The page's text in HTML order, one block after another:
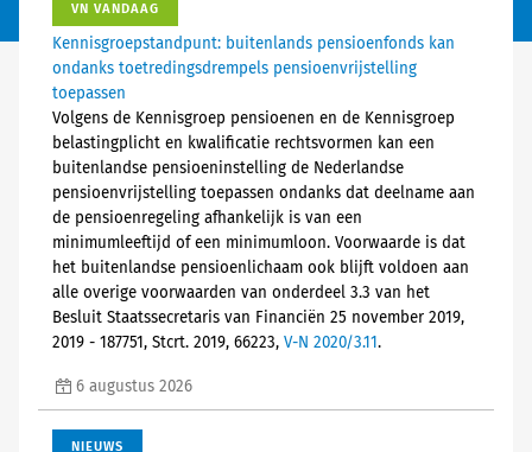
VN VANDAAG
Kennisgroepstandpunt: buitenlands pensioenfonds kan
ondanks toetredingsdrempels pensioenvrijstelling
toepassen
Volgens de Kennisgroep pensioenen en de Kennisgroep
belastingplicht en kwalificatie rechtsvormen kan een
buitenlandse pensioeninstelling de Nederlandse
pensioenvrijstelling toepassen ondanks dat deelname aan
de pensioenregeling afhankelijk is van een
minimumleeftijd of een minimumloon. Voorwaarde is dat
het buitenlandse pensioenlichaam ook blijft voldoen aan
alle overige voorwaarden van onderdeel 3.3 van het
Besluit Staatssecretaris van Financiën 25 november 2019,
2019 - 187751, Stcrt. 2019, 66223, V-N 2020/3.11.
6 augustus 2026
NIEUWS